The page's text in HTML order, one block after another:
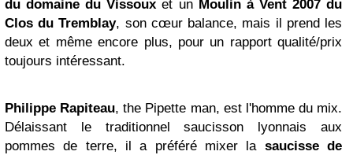
du domaine du Vissoux et unMoulin à Vent 2007 du
Clos du Tremblay, son cœur balance, mais il prend les
deux et même encore plus, pour un rapport qualité/prix
toujours intéressant.
Philippe Rapiteau, the Pipette man, est l'homme du mix.
Délaissant le traditionnel saucisson lyonnais aux
pommes de terre, il a préféré mixer la saucisse de